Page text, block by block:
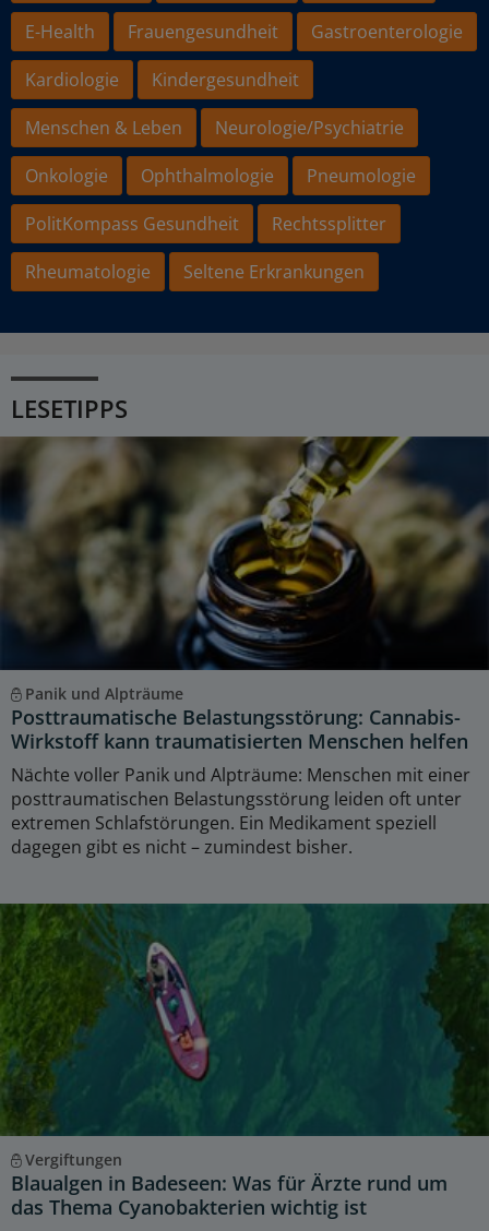
E-Health
Frauengesundheit
Gastroenterologie
Kardiologie
Kindergesundheit
Menschen & Leben
Neurologie/Psychiatrie
Onkologie
Ophthalmologie
Pneumologie
PolitKompass Gesundheit
Rechtssplitter
Rheumatologie
Seltene Erkrankungen
LESETIPPS
Panik und Alpträume
Posttraumatische Belastungsstörung: Cannabis-
Wirkstoff kann traumatisierten Menschen helfen
Nächte voller Panik und Alpträume: Menschen mit einer
posttraumatischen Belastungsstörung leiden oft unter
extremen Schlafstörungen. Ein Medikament speziell
dagegen gibt es nicht – zumindest bisher.
Vergiftungen
Blaualgen in Badeseen: Was für Ärzte rund um
das Thema Cyanobakterien wichtig ist